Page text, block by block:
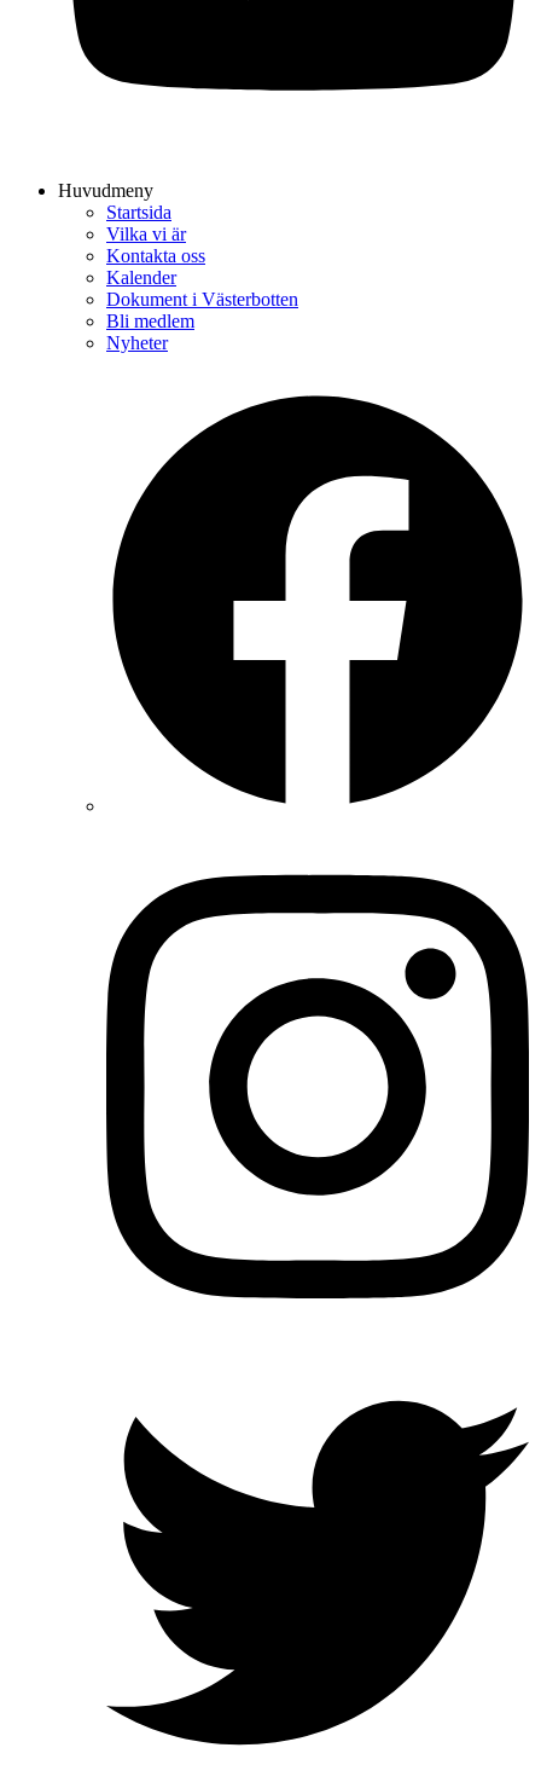
Huvudmeny
Startsida
Vilka vi är
Kontakta oss
Kalender
Dokument i Västerbotten
Bli medlem
Nyheter